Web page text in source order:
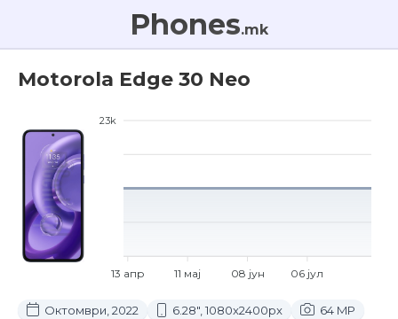
Phones.mk
Motorola Edge 30 Neo
Октомври, 2022 6.28", 1080x2400px
64 MP
23k
13 апр 11 мај 08 јун 06 јул